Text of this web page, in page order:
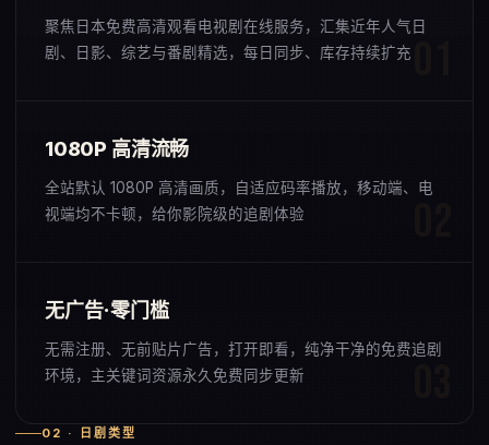
聚焦日本免费高清观看电视剧在线服务，汇集近年人气日
剧、日影、综艺与番剧精选，每日同步、库存持续扩充
1080P 高清流畅
全站默认 1080P 高清画质，自适应码率播放，移动端、电
视端均不卡顿，给你影院级的追剧体验
无广告·零门槛
无需注册、无前贴片广告，打开即看，纯净干净的免费追剧
环境，主关键词资源永久免费同步更新
02 · 日剧类型